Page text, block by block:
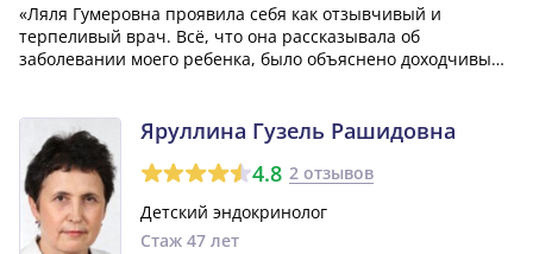
«Ляля Гумеровна проявила себя как отзывчивый и
терпеливый врач. Всё, что она рассказывала об
заболевании моего ребенка, было объяснено доходчивым
бороться с болезнью.»Яруллина Гузель Рашидовна
4.8 2 отзывов
Детский эндокринолог
Стаж 47 лет